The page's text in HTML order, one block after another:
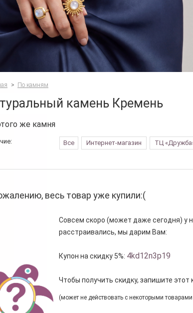
> По камням
камень Кремень
же камня
Все Интернет-магазин ТЦ
весь товар уже купили:(
Совсем скоро (может даже сегодня) у
расстраивались, мы дарим Вам:
Купон на скидку 5%: 4kd12n3p19
Чтобы получить скидку, запишите
(может не действовать с некоторыми